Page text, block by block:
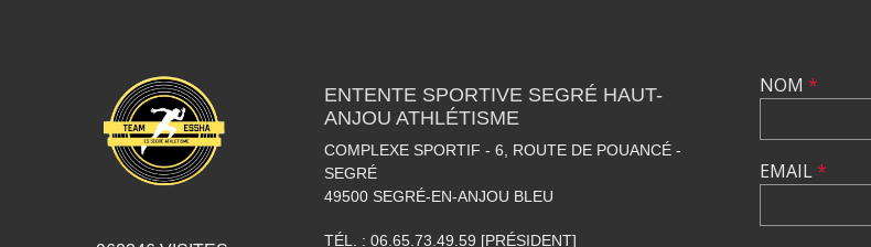
ENTENTE SPORTIVE SEGRÉ HAUT-
ANJOU ATHLÉTISME
COMPLEXE SPORTIF - 6, ROUTE DE POUANCÉ -
SEGRÉ
49500 SEGRÉ-EN-ANJOU BLEU
TÉL. : 06.65.73.49.59 [PRÉSIDENT]
NOM *
EMAIL*